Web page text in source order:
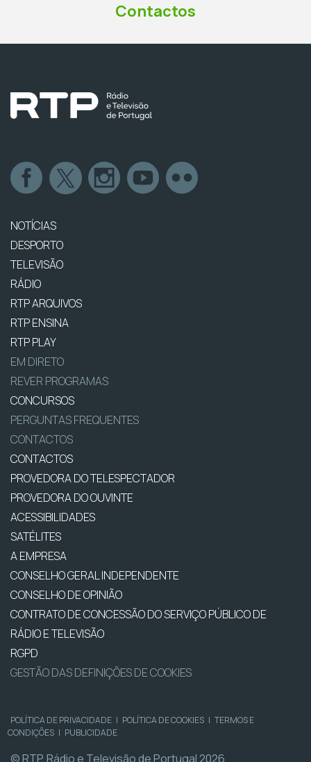
Contactos
NOTÍCIAS
DESPORTO
TELEVISÃO
RÁDIO
RTP ARQUIVOS
RTP ENSINA
RTP PLAY
EM DIRETO
REVER PROGRAMAS
CONCURSOS
PERGUNTAS FREQUENTES
CONTACTOS
CONTACTOS
PROVEDORA DO TELESPECTADOR
PROVEDORA DO OUVINTE
ACESSIBILIDADES
SATÉLITES
A EMPRESA
CONSELHO GERAL INDEPENDENTE
CONSELHO DE OPINIÃO
CONTRATO DE CONCESSÃO DO SERVIÇO PÚBLICO DE
RÁDIO E TELEVISÃO
RGPD
GESTÃO DAS DEFINIÇÕES DE COOKIES
POLÍTICA DE PRIVACIDADE | POLÍTICA DE COOKIES | TERMOS E
CONDIÇÕES | PUBLICIDADE
© RTP, Rádio e Televisão de Portugal 2026